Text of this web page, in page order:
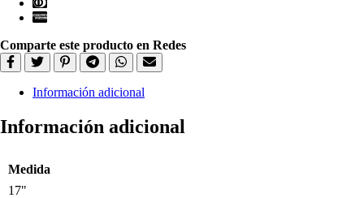
Comparte este producto en Redes
Información adicional
Información adicional
Medida
17"